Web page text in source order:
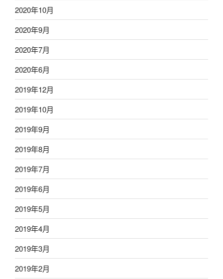
2020年10月
2020年9月
2020年7月
2020年6月
2019年12月
2019年10月
2019年9月
2019年8月
2019年7月
2019年6月
2019年5月
2019年4月
2019年3月
2019年2月